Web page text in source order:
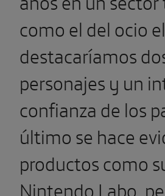
como el del ocio
destacaríamos
personajes y un
confianza de los
último se hace
productos como
Nintendo Labo,